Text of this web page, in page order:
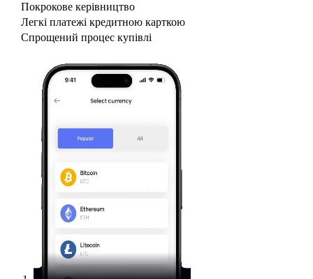
Покрокове керівництво
Легкі платежі кредитною карткою
Спрощений процес купівлі